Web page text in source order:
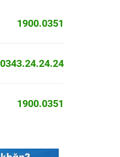
1900.0351
0343.24.24.24
1900.0351